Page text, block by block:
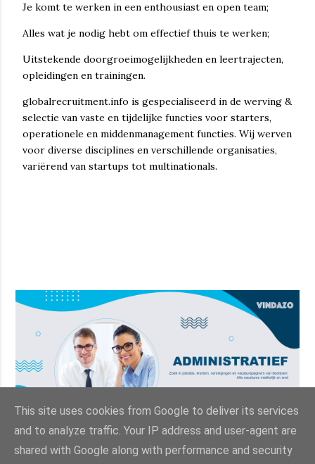
Je komt te werken in een enthousiast en open team;
Alles wat je nodig hebt om effectief thuis te werken;
Uitstekende doorgroeimogelijkheden en leertrajecten,
opleidingen en trainingen.
globalrecruitment.info is gespecialiseerd in de werving &
selectie van vaste en tijdelijke functies voor starters,
operationele en middenmanagement functies. Wij werven
voor diverse disciplines en verschillende organisaties,
variërend van startups tot multinationals.
This site uses cookies from Google to deliver its services
and to analyze traffic. Your IP address and user-agent are
shared with Google along with performance and security